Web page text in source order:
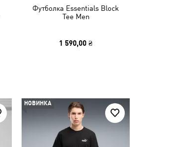
Футболка Essentials Block
Tee Men
1 590,00 ₴
НОВИНКА